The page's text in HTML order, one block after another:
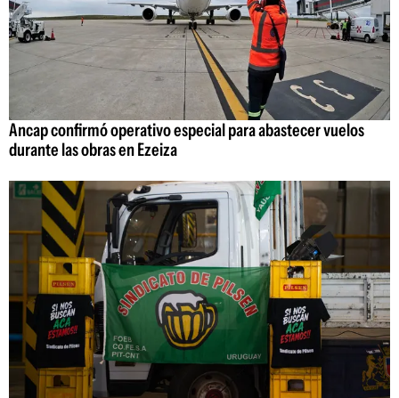
Ancap confirmó operativo especial para abastecer vuelos
durante las obras en Ezeiza